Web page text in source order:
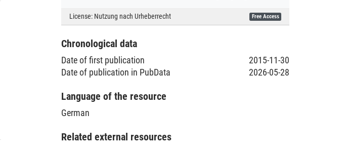
License: Nutzung nach Urheberrecht Free Access
Chronological data
Date of first publication
2015-11-30
Date of publication in PubData
2026-05-28
Language of the resource
German
Related external resources